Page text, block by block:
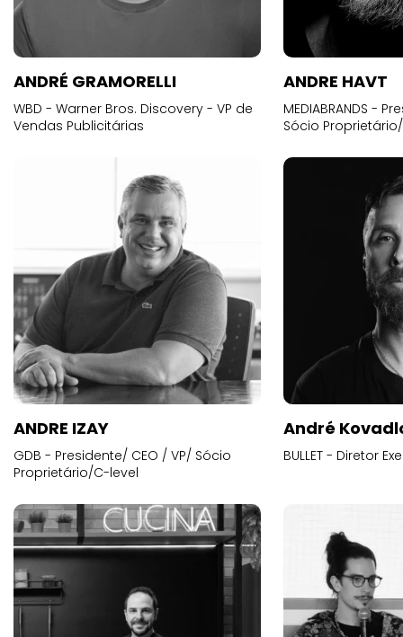
ANDRÉ GRAMORELLI
WBD - Warner Bros. Discovery - VP de
Vendas Publicitárias
ANDRE HAVT
MEDIABRANDS -
Sócio
ANDRE IZAY
GDB - Presidente/ CEO / VP/ Sócio
Proprietário/C-level
André
BULLET - Diretor